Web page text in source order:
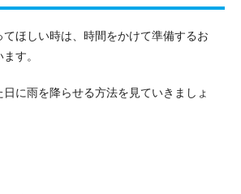
ほしい時は、時間をかけて準備するお
す。
日に雨を降らせる方法を見ていきましょ